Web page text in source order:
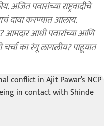
पवारांच्या राष्ट्रवादीचे
दावा करण्यात आलाय.
आमदार आधी पवारांच्या आणि
का रंगू लागलीय? पाहूयात